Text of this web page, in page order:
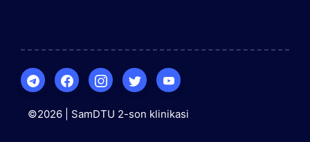
©2026 | SamDTU 2-son klinikasi